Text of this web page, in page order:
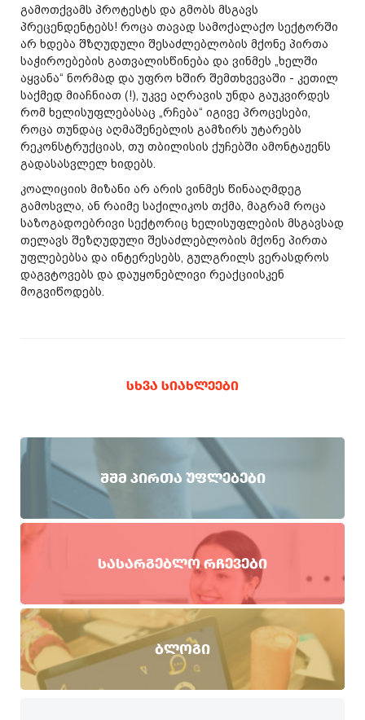
გამოთქვამს პროტესტს და გმობს მსგავს
პრეცენდენტებს! როცა თავად სამოქალაქო სექტორში
არ ხდება შზღუდული შესაძლებლობის მქონე პირთა
საჭიროებების გათვალისწინება და ვინმეს „ხელში
აყვანა“ ნორმად და უფრო ხშირ შემთხვევაში - კეთილ
საქმედ მიაჩნიათ (!), უკვე აღრავის უნდა გაუკვირდეს
რომ ხელისუფლებასაც „რჩება“ იგივე პროცესები,
როცა თუნდაც აღმაშენებლის გამზირს უტარებს
რეკონსტრუქციას, თუ თბილისის ქუჩებში ამონტაჟენს
გადასასვლელ ხიდებს.
კოალიციის მიზანი არ არის ვინმეს წინააღმდეგ
გამოსვლა, ან რაიმე საქილიკოს თქმა, მაგრამ როცა
საზოგადოებრივი სექტორიც ხელისუფლების მსგავსად
თელავს შეზღუდული შესაძლებლობის მქონე პირთა
უფლებებსა და ინტერესებს, გულგრილს ვერასდროს
დაგვტოვებს და დაუყონებლივი რეაქციისკენ
მოგვიწოდებს.
ᲡᲮᲕᲐ ᲡᲘᲐᲮᲚᲔᲔᲑᲘ
ᲨᲨᲛ ᲞᲘᲠᲗᲐ ᲣᲤᲚᲔᲑᲔᲑᲘ
ᲡᲐᲡᲐᲠᲒᲔᲑᲚᲝ ᲠᲩᲔᲕᲔᲑᲘ
ᲑᲚᲝᲒᲘ